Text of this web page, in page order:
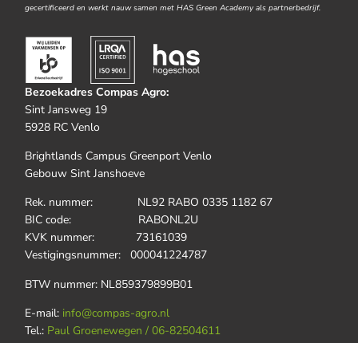
gecertificeerd en werkt nauw samen met HAS Green Academy als partnerbedrijf.
Bezoekadres Compas Agro:
Sint Jansweg 19
5928 RC Venlo
Brightlands Campus Greenport Venlo
Gebouw Sint Janshoeve
Rek. nummer: NL92 RABO 0335 1182 67
BIC code: RABONL2U
KVK nummer: 73161039
Vestigingsnummer: 000041224787
BTW nummer: NL859379899B01
E-mail: info@compas-agro.nl
Tel.: Paul Groenewegen / 06-82504611